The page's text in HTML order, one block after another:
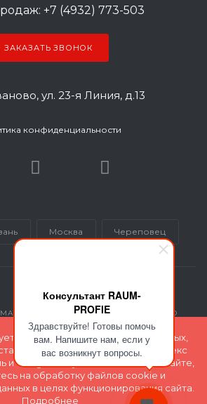
Консультант RAUM-
PROFIE
Здравствуйте! Готовы помочь
вам. Напишите нам, если у
вас возникнут вопросы.
+7 (4932) 773-503
ЗАКАЗАТЬ ЗВОНОК
ул. 23-я Линия, д.13
конфиденциальности
Москва Череповец
САЙТА ВОЗМОЖНО ТОЛЬКО
INMARKETING@GK-RP.RU
и принадлежат ООО "Полимер
Экспорт"
файлы cookie для хранения данных,
с помощью сервиса Яндекс
и Google Analytics. Оставаясь на сайте,
на обработку файлов cookie и
в целях функционирования сайта.
Подробнее